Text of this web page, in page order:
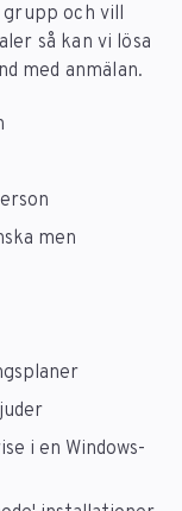
grupp och vill
så kan vi lösa
med anmälan.
men
i en Windows-